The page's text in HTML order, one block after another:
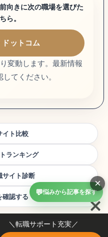
向きに次の職場を選びた
ら。
ドットコム
変動します。最新情報
てください。
イト比較
ランキング
サイト診断
確認する
💬悩みから記事を探す
×
転職サポート充実／